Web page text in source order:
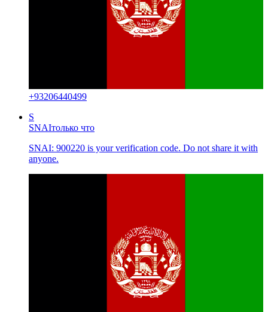
+93206440499
S
SNAIтолько что
SNAI: 900220 is your verification code. Do not share it with
anyone.